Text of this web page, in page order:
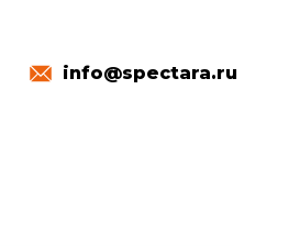
info@spectara.ru